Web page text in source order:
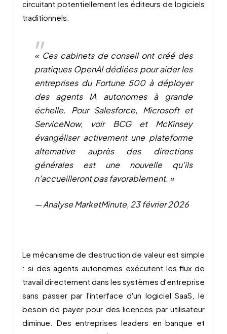
circuitant potentiellement les éditeurs de logiciels
traditionnels.
« Ces cabinets de conseil ont créé des
pratiques OpenAI dédiées pour aider les
entreprises du Fortune 500 à déployer
des agents IA autonomes à grande
échelle. Pour Salesforce, Microsoft et
ServiceNow, voir BCG et McKinsey
évangéliser activement une plateforme
alternative auprès des directions
générales est une nouvelle qu'ils
n'accueilleront pas favorablement. »
— Analyse MarketMinute, 23 février 2026
Le mécanisme de destruction de valeur est simple
: si des agents autonomes exécutent les flux de
travail directement dans les systèmes d'entreprise
sans passer par l'interface d'un logiciel SaaS, le
besoin de payer pour des licences par utilisateur
diminue. Des entreprises leaders en banque et